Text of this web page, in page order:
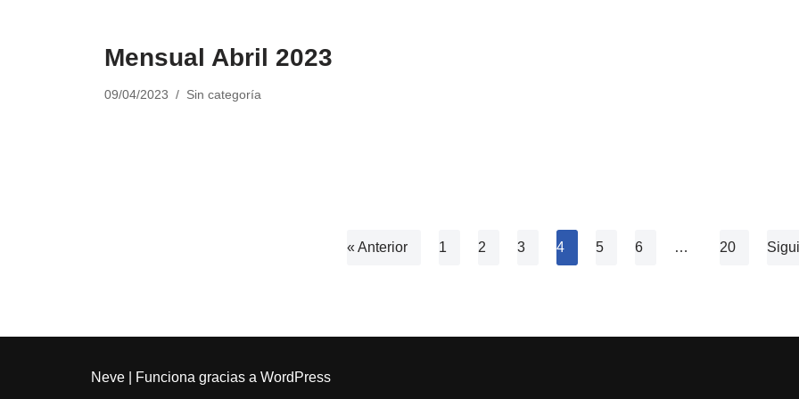
Mensual Abril 2023
09/04/2023 Sin categoría
« Anterior 1 2 3 4 5 6 … 20
Neve | Funciona gracias a WordPress